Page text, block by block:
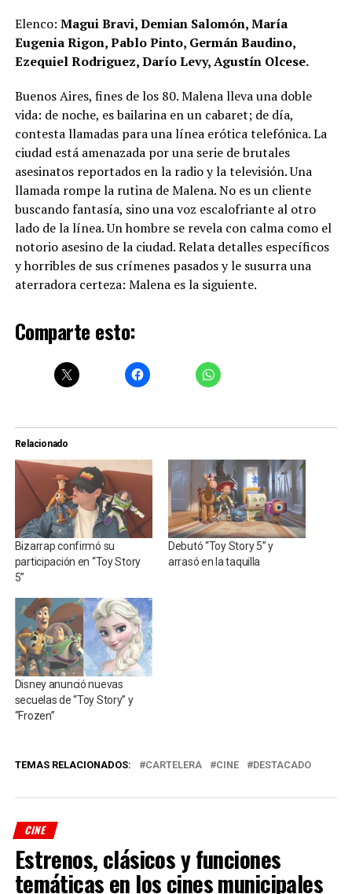
Elenco: Magui Bravi, Demian Salomón, María
Eugenia Rigon, Pablo Pinto, Germán Baudino,
Ezequiel Rodriguez, Darío Levy, Agustín Olcese.
Buenos Aires, fines de los 80. Malena lleva una doble
vida: de noche, es bailarina en un cabaret; de día,
contesta llamadas para una línea erótica telefónica. La
ciudad está amenazada por una serie de brutales
asesinatos reportados en la radio y la televisión. Una
llamada rompe la rutina de Malena. No es un cliente
buscando fantasía, sino una voz escalofriante al otro
lado de la línea. Un hombre se revela con calma como el
notorio asesino de la ciudad. Relata detalles específicos
y horribles de sus crímenes pasados y le susurra una
aterradora certeza: Malena es la siguiente.
Comparte esto:
Relacionado
Bizarrap confirmó su
participación en “Toy Story
5”
Debutó “Toy Story 5” y
arrasó en la taquilla
Disney anunció nuevas
secuelas de “Toy Story” y
“Frozen”
TEMAS RELACIONADOS: CARTELERA CINE DESTACADO
CINE
Estrenos, clásicos y funciones
temáticas en los cines municipales